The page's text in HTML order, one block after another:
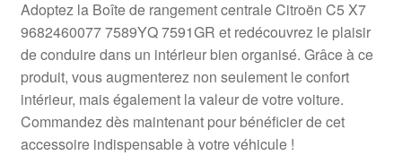
Adoptez la Boîte de rangement centrale Citroën C5 X7
9682460077 7589YQ 7591GR et redécouvrez le plaisir
de conduire dans un intérieur bien organisé. Grâce à ce
produit, vous augmenterez non seulement le confort
intérieur, mais également la valeur de votre voiture.
Commandez dès maintenant pour bénéficier de cet
accessoire indispensable à votre véhicule !